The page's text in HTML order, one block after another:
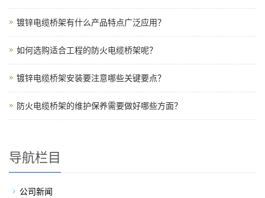
镀锌电缆桥架有什么产品特点广泛应用？
如何选购适合工程的防火电缆桥架呢？
镀锌电缆桥架安装要注意哪些关键要点？
防火电缆桥架的维护保养需要做好哪些方面？
导航栏目
公司新闻